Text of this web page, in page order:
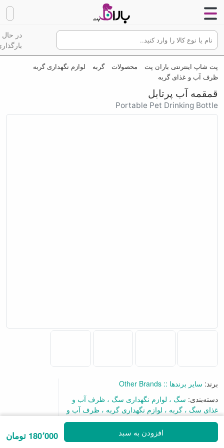
در حال
پت شاپ اینترنتی باران پت محصولات گربه
لوازم نگهداری گربه
ظرف آب و غذای گربه
قمقمه آب پرتابل
Portable Pet Drinking Bottle
برند: سایر برندها :: Other Brands
دسته‌بندی: سگ لوازم نگهداری سگ
ظرف آب و
غذای سگ
گربه لوازم نگهداری گربه
ظرف آب و
غذای گربه
برای نظر دادن به این محصول اولین باشید
افزودن به سبد 180٬000 تومان